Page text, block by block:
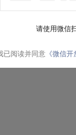
请使用微信
已阅读并同意 《微信